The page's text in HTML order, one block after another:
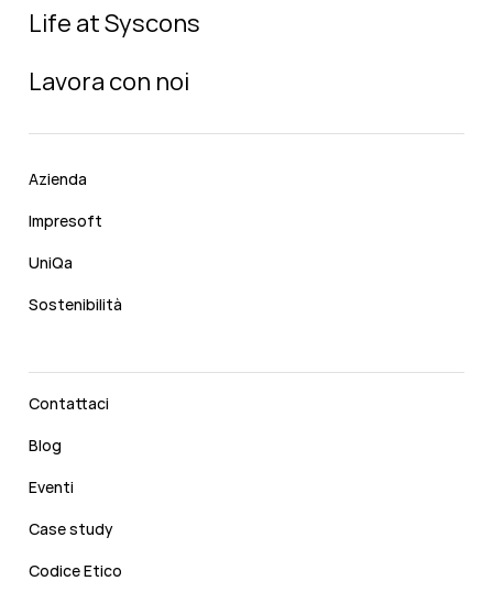
Life at Syscons
Lavora con noi
Azienda
Impresoft
UniQa
Sostenibilità
Contattaci
Blog
Eventi
Case study
Codice Etico